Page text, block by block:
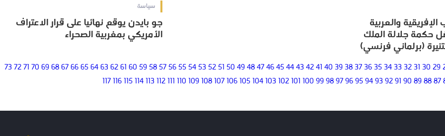
والعربية
حكمة جلالة الملك
(برلماني فرنسي)
والعربية
حكمة جلالة الملك
(برلماني فرنسي)
سياسة
جو بايدن يوقع نهائيا على قرار الاعتراف
الأمريكي بمغربية الصحراء
جو بايدن يوقع نهائيا على قرار الاعتراف
الأمريكي بمغربية الصحراء
29
30
31
32
33
34
35
36
37
38
39
40
41
42
43
44
45
46
47
48
49
50
51
52
53
54
55
56
57
58
59
60
61
62
63
64
65
66
67
68
69
70
71
72
73
87
88
89
90
91
92
93
94
95
96
97
98
99
100
101
102
103
104
105
106
107
108
109
110
111
112
113
114
115
116
117